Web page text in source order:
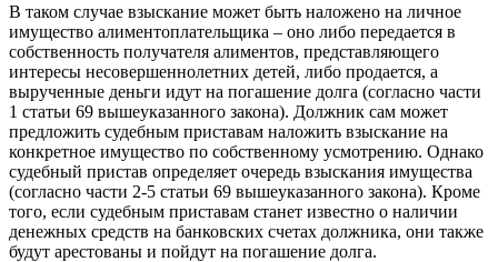
В таком случае взыскание может быть наложено на личное
имущество алиментоплательщика – оно либо передается в
собственность получателя алиментов, представляющего
интересы несовершеннолетних детей, либо продается, а
вырученные деньги идут на погашение долга (согласно части
1 статьи 69 вышеуказанного закона). Должник сам может
предложить судебным приставам наложить взыскание на
конкретное имущество по собственному усмотрению. Однако
судебный пристав определяет очередь взыскания имущества
(согласно части 2-5 статьи 69 вышеуказанного закона). Кроме
того, если судебным приставам станет известно о наличии
денежных средств на банковских счетах должника, они также
будут арестованы и пойдут на погашение долга.